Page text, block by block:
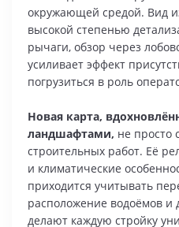
окружающей средой. Вид
высокой степенью
рычаги, обзор через
усиливает эффект
погрузиться в роль
Новая карта,
ландшафтами, не просто
строительных работ. Её
и климатические
приходится учитывать
расположение водоёмов и
делают каждую стройку